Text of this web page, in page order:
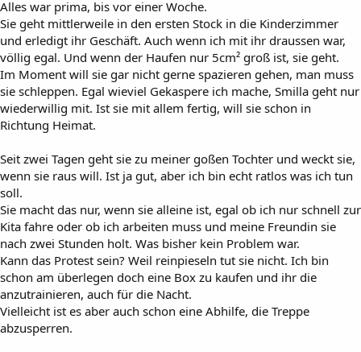
Alles war prima, bis vor einer Woche.
Sie geht mittlerweile in den ersten Stock in die Kinderzimmer
und erledigt ihr Geschäft. Auch wenn ich mit ihr draussen war,
völlig egal. Und wenn der Haufen nur 5cm² groß ist, sie geht.
Im Moment will sie gar nicht gerne spazieren gehen, man muss
sie schleppen. Egal wieviel Gekaspere ich mache, Smilla geht nur
wiederwillig mit. Ist sie mit allem fertig, will sie schon in
Richtung Heimat.
Seit zwei Tagen geht sie zu meiner goßen Tochter und weckt sie,
wenn sie raus will. Ist ja gut, aber ich bin echt ratlos was ich tun
soll.
Sie macht das nur, wenn sie alleine ist, egal ob ich nur schnell zur
Kita fahre oder ob ich arbeiten muss und meine Freundin sie
nach zwei Stunden holt. Was bisher kein Problem war.
Kann das Protest sein? Weil reinpieseln tut sie nicht. Ich bin
schon am überlegen doch eine Box zu kaufen und ihr die
anzutrainieren, auch für die Nacht.
Vielleicht ist es aber auch schon eine Abhilfe, die Treppe
abzusperren.